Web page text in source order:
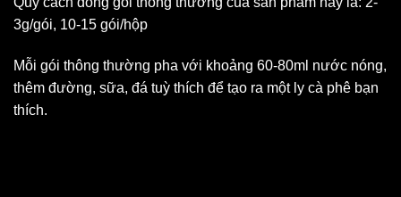
3g/gói, 10-15 gói/hộp
Mỗi gói thông thường pha với khoảng 60-80ml nước nóng,
thêm đường, sữa, đá tuỳ thích để tạo ra một ly cà phê bạn
thích.